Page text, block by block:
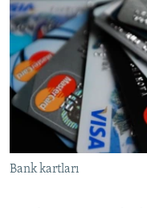
Bank kartları